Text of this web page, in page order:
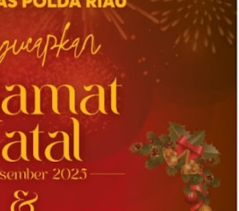
Solutions Mengakuisisi H.M.
Jangkauan di Pasar
Aditif untuk Karet, Plastik, dan
di Amerika Serikat
layanan dan rantai pasok di
utama AS dengan memadukan
keahlian teknis dan hubungan
yang dilandasi kepercayaan
GROVE, Illinois, Aug. 04, 2026 ...